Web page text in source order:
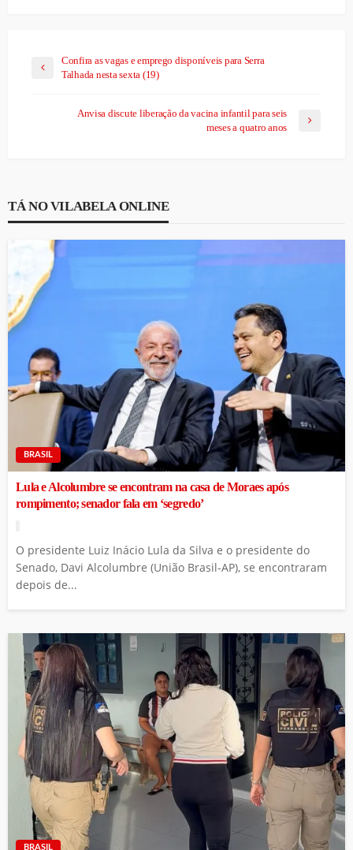
Confira as vagas e emprego disponíveis para Serra
Talhada nesta sexta (19)
Anvisa discute liberação da vacina infantil para seis
meses a quatro anos
TÁ NO VILABELA ONLINE
BRASIL
Lula e Alcolumbre se encontram na casa de Moraes após
rompimento; senador fala em ‘segredo’
O presidente Luiz Inácio Lula da Silva e o presidente do
Senado, Davi Alcolumbre (União Brasil-AP), se encontraram
depois de...
BRASIL